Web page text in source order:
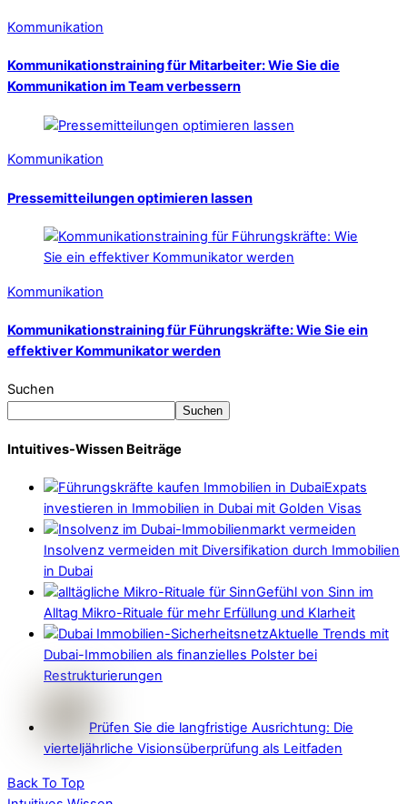
Kommunikation
Kommunikationstraining für Mitarbeiter: Wie Sie die
Kommunikation im Team verbessern
Kommunikation
Pressemitteilungen optimieren lassen
Kommunikation
Kommunikationstraining für Führungskräfte: Wie Sie ein
effektiver Kommunikator werden
Suchen
Suchen
Intuitives-Wissen Beiträge
Expats
investieren in Immobilien in Dubai mit Golden Visas
Insolvenz vermeiden mit Diversifikation durch Immobilien
in Dubai
Gefühl von Sinn im
Alltag Mikro-Rituale für mehr Erfüllung und Klarheit
Aktuelle Trends mit
Dubai-Immobilien als finanzielles Polster bei
Restrukturierungen
Prüfen Sie die langfristige Ausrichtung: Die
vierteljährliche Visionsüberprüfung als Leitfaden
Back To Top